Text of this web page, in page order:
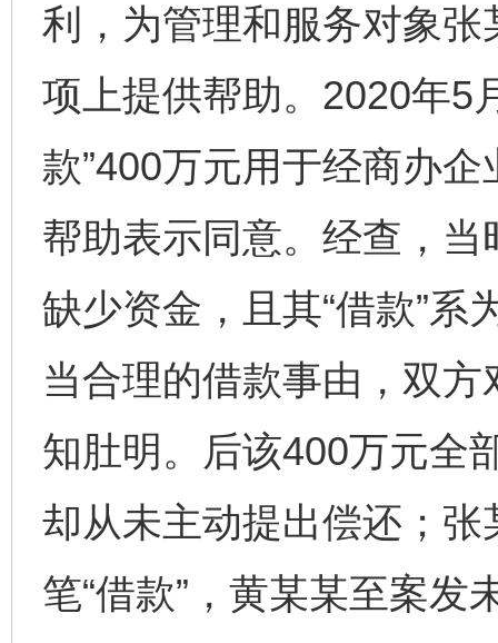
利，为管理和服务对象
项上提供帮助。2020年5
款”400万元用于经商办
帮助表示同意。经查，
缺少资金，且其“借款”系
当合理的借款事由，双方
知肚明。后该400万元全
却从未主动提出偿还；
笔“借款”，黄某某至案发